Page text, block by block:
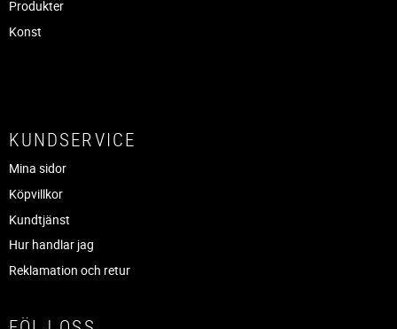
Produkter
Konst
KUNDSERVICE
Mina sidor
Köpvillkor
Kundtjänst
Hur handlar jag
Reklamation och retur